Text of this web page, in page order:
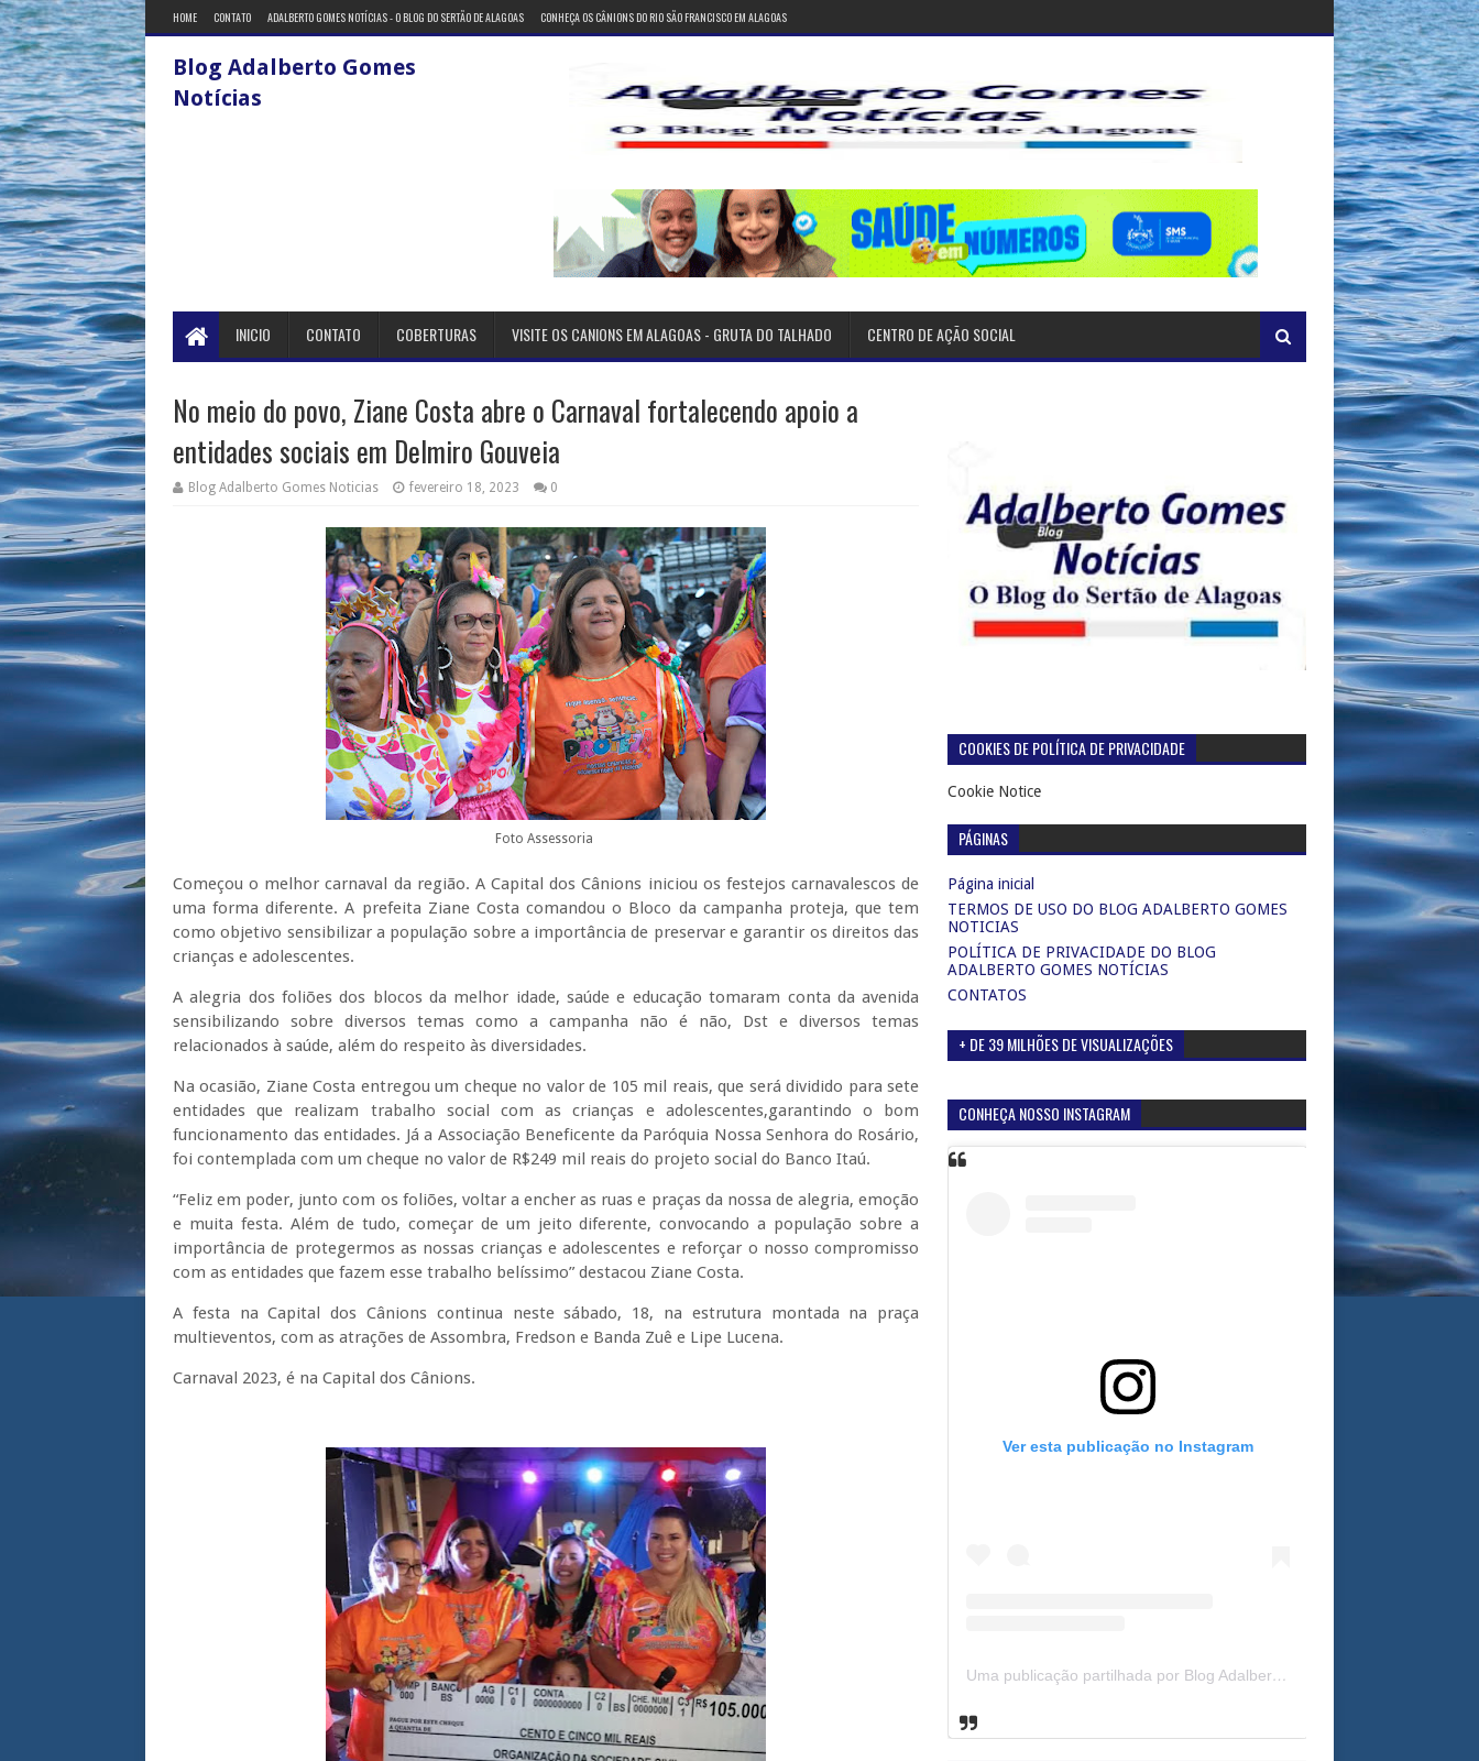
HOME CONTATO ADALBERTO GOMES NOTÍCIAS - O BLOG DO SERTÃO DE ALAGOAS CONHEÇA OS CÂNIONS DO RIO SÃO FRANCISCO EM ALAGOAS
Blog Adalberto Gomes
Notícias
INICIO CONTATO COBERTURAS VISITE OS CANIONS EM ALAGOAS - GRUTA DO TALHADO CENTRO DE AÇÃO SOCIAL
No meio do povo, Ziane Costa abre o Carnaval fortalecendo apoio a
entidades sociais em Delmiro Gouveia
Blog Adalberto Gomes Noticias fevereiro 18, 2023 0
Foto Assessoria
Começou o melhor carnaval da região. A Capital dos Cânions iniciou os festejos carnavalescos de
uma forma diferente. A prefeita Ziane Costa comandou o Bloco da campanha proteja, que tem
como objetivo sensibilizar a população sobre a importância de preservar e garantir os direitos das
crianças e adolescentes.
A alegria dos foliões dos blocos da melhor idade, saúde e educação tomaram conta da avenida
sensibilizando sobre diversos temas como a campanha não é não, Dst e diversos temas
relacionados à saúde, além do respeito às diversidades.
Na ocasião, Ziane Costa entregou um cheque no valor de 105 mil reais, que será dividido para sete
entidades que realizam trabalho social com as crianças e adolescentes,garantindo o bom
funcionamento das entidades. Já a Associação Beneficente da Paróquia Nossa Senhora do Rosário,
foi contemplada com um cheque no valor de R$249 mil reais do projeto social do Banco Itaú.
“Feliz em poder, junto com os foliões, voltar a encher as ruas e praças da nossa de alegria, emoção
e muita festa. Além de tudo, começar de um jeito diferente, convocando a população sobre a
importância de protegermos as nossas crianças e adolescentes e reforçar o nosso compromisso
com as entidades que fazem esse trabalho belíssimo” destacou Ziane Costa.
A festa na Capital dos Cânions continua neste sábado, 18, na estrutura montada na praça
multieventos, com as atrações de Assombra, Fredson e Banda Zuê e Lipe Lucena.
Carnaval 2023, é na Capital dos Cânions.
COOKIES DE POLÍTICA DE PRIVACIDADE
Cookie Notice
PÁGINAS
Página inicial
TERMOS DE USO DO BLOG ADALBERTO GOMES
NOTICIAS
POLÍTICA DE PRIVACIDADE DO BLOG
ADALBERTO GOMES NOTÍCIAS
CONTATOS
+ DE 39 MILHÕES DE VISUALIZAÇÕES
CONHEÇA NOSSO INSTAGRAM
Ver esta publicação no Instagram
Uma publicação partilhada por Blog Adalberto Gomes Noticias (@blogadalbertogomesnoticiass)